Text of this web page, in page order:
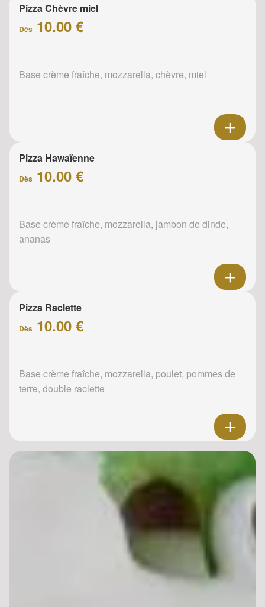
Pizza Chèvre miel
Dès 10.00 €
Base crème fraîche, mozzarella, chèvre, miel
Pizza Hawaïenne
Dès 10.00 €
Base crème fraîche, mozzarella, jambon de dinde,
ananas
Pizza Raclette
Dès 10.00 €
Base crème fraîche, mozzarella, poulet, pommes de
terre, double raclette